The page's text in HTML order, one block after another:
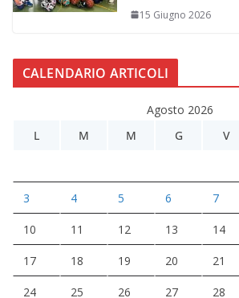
15 Giugno 2026
CALENDARIO ARTICOLI
Agosto 2026
L
M M G V
3 4 5 6 7
10 11 12 13 14
17 18 19 20 21
24 25 26 27 28